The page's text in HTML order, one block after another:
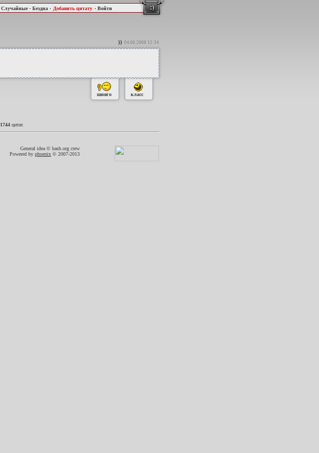
Случайные· Бездна· Добавить цитату · Войти
)) 04.06.2008 12:34
шняго класс
1744 цитат.
General idea © bash.org crew
Powered by phoenix © 2007-2013